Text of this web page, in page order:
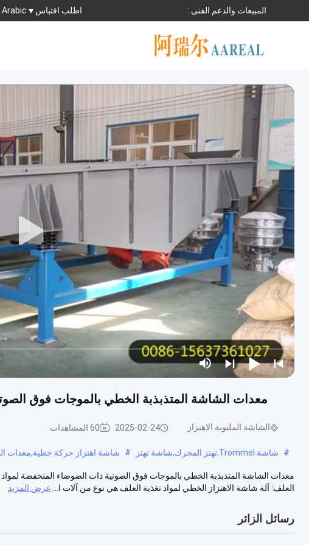
المبيعات والدعم الفنى : اطلب اقتباس Arabic
معدات الشاشة المتذبذبة الخطي بالموجات فوق
الشاشة الملتوية الاهتزاز 2025-02-24 60 المشاهدات
# شاشة Trommel,تهتز المحرك,شاشة تهتز # شاشة اهتزاز حركة خطية,معدات
معدات الشاشة المتذبذبة الخطي بالموجات فوق الصوتية ذات الضوضاء المنخفضة لمواد
العلف: آلة شاشة الاهتزاز الخطي لمواد تغذية العلف هي نوع من آلات ا...
عرض المزيد
رسائل الزائر